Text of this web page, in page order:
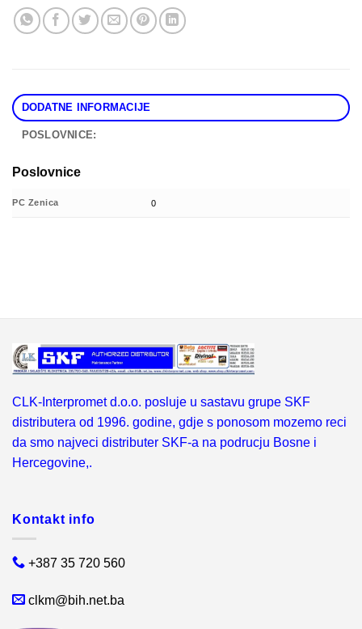
DODATNE INFORMACIJE
POSLOVNICE:
Poslovnice
PC Zenica 0
CLK-Interpromet d.o.o. posluje u sastavu grupe SKF
distributera od 1996. godine, gdje s ponosom mozemo reci
da smo najveci distributer SKF-a na podrucju Bosne i
Hercegovine,.
Kontakt info
+387 35 720 560
clkm@bih.net.ba